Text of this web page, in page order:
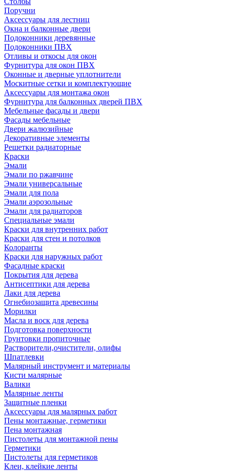
Поручни
Аксессуары для лестниц
Окна и балконные двери
Подоконники деревянные
Подоконники ПВХ
Отливы и откосы для окон
Фурнитура для окон ПВХ
Оконные и дверные уплотнители
Москитные сетки и комплектующие
Аксессуары для монтажа окон
Фурнитура для балконных дверей ПВХ
Мебельные фасады и двери
Фасады мебельные
Двери жалюзийные
Декоративные элементы
Решетки радиаторные
Краски
Эмали
Эмали по ржавчине
Эмали универсальные
Эмали для пола
Эмали аэрозольные
Эмали для радиаторов
Специальные эмали
Краски для внутренних работ
Краски для стен и потолков
Колоранты
Краски для наружных работ
Фасадные краски
Покрытия для дерева
Антисептики для дерева
Лаки для дерева
Огнебиозащита древесины
Морилки
Масла и воск для дерева
Подготовка поверхности
Грунтовки пропиточные
Растворители,очистители, олифы
Шпатлевки
Малярный инструмент и материалы
Кисти малярные
Валики
Малярные ленты
Защитные пленки
Аксессуары для малярных работ
Пены монтажные, герметики
Пена монтажная
Пистолеты для монтажной пены
Герметики
Пистолеты для герметиков
Клеи, клейкие ленты